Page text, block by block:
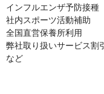
インフルエンザ予防接種
社内スポーツ活動補助
全国直営保養所利用
弊社取り扱いサービス割引